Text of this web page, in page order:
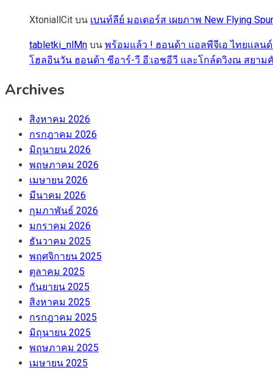
XtoniallCit บน เบนท์ลีย์ มอเตอร์ส เผยภาพ New Flying
tabletki_nlMn บน พร้อมแล้ว ! ฮอนด้า แอลพีจีเอ ไทยแลนด์
โฮลอินวัน ฮอนด้า ซีอาร์-วี อี:เอชอีวี และโกล์ดวิงณ สยา
Archives
สิงหาคม 2026
กรกฎาคม 2026
มิถุนายน 2026
พฤษภาคม 2026
เมษายน 2026
มีนาคม 2026
กุมภาพันธ์ 2026
มกราคม 2026
ธันวาคม 2025
พฤศจิกายน 2025
ตุลาคม 2025
กันยายน 2025
สิงหาคม 2025
กรกฎาคม 2025
มิถุนายน 2025
พฤษภาคม 2025
เมษายน 2025